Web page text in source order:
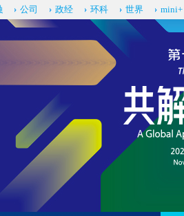
公司 政经 环科 世界 mini+